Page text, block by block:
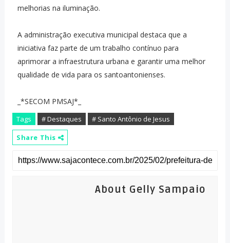
melhorias na iluminação.
A administração executiva municipal destaca que a
iniciativa faz parte de um trabalho contínuo para
aprimorar a infraestrutura urbana e garantir uma melhor
qualidade de vida para os santoantonienses.
_*SECOM PMSAJ*_
Tags # Destaques
# Santo Antônio de Jesus
Share This
About Gelly Sampaio